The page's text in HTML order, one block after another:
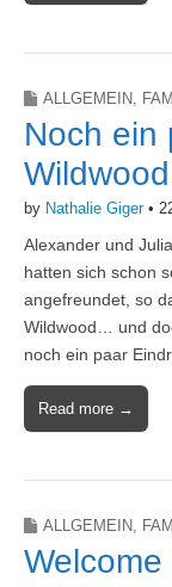
ALLGEMEIN,
Noch ein
by Nathalie Giger•
Alexander und
hatten sich schon
angefreundet, so
Wildwood… und
noch ein paar
Read more →
ALLGEMEIN,